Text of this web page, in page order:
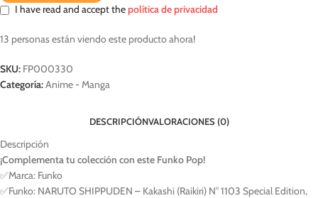
I have read and accept thepolítica de privacidad
13 personas están viendo este producto ahora!
SKU: FP000330
Categoría:Anime - Manga
DESCRIPCIÓNVALORACIONES (0)
Descripción
¡Complementa tu colección con este Funko Pop!
✅Marca: Funko
✅Funko: NARUTO SHIPPUDEN – Kakashi (Raikiri) N° 1103 Special Edition,